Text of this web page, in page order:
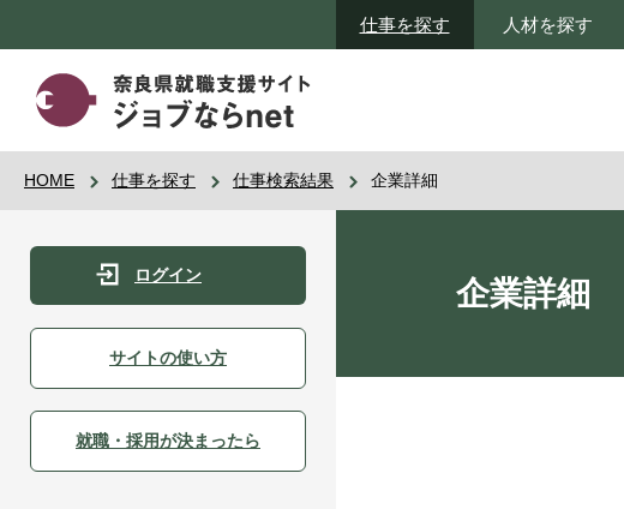
仕事を探す 人材を探す
HOME 仕事を探す 仕事検索結果 企業詳細
ログイン
サイトの使い方
就職・採用が決まったら
企業詳細